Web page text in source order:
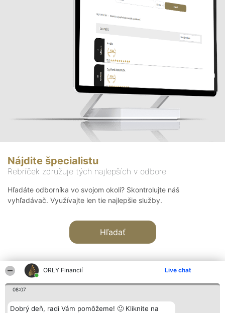
ORLY Financií Live chat
08:07
Dobrý deň, radi Vám pomôžeme! 🙂 Kliknite na
Nájdite špecialistu
Rebríček združuje tých najlepších v odbore
Hľadáte odborníka vo svojom okolí? Skontrolujte náš
vyhľadávač. Využívajte len tie najlepšie služby.
Hľadať
Organizátor hodnotenia Hodnotenie Kontakt